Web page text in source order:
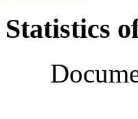
Statistics